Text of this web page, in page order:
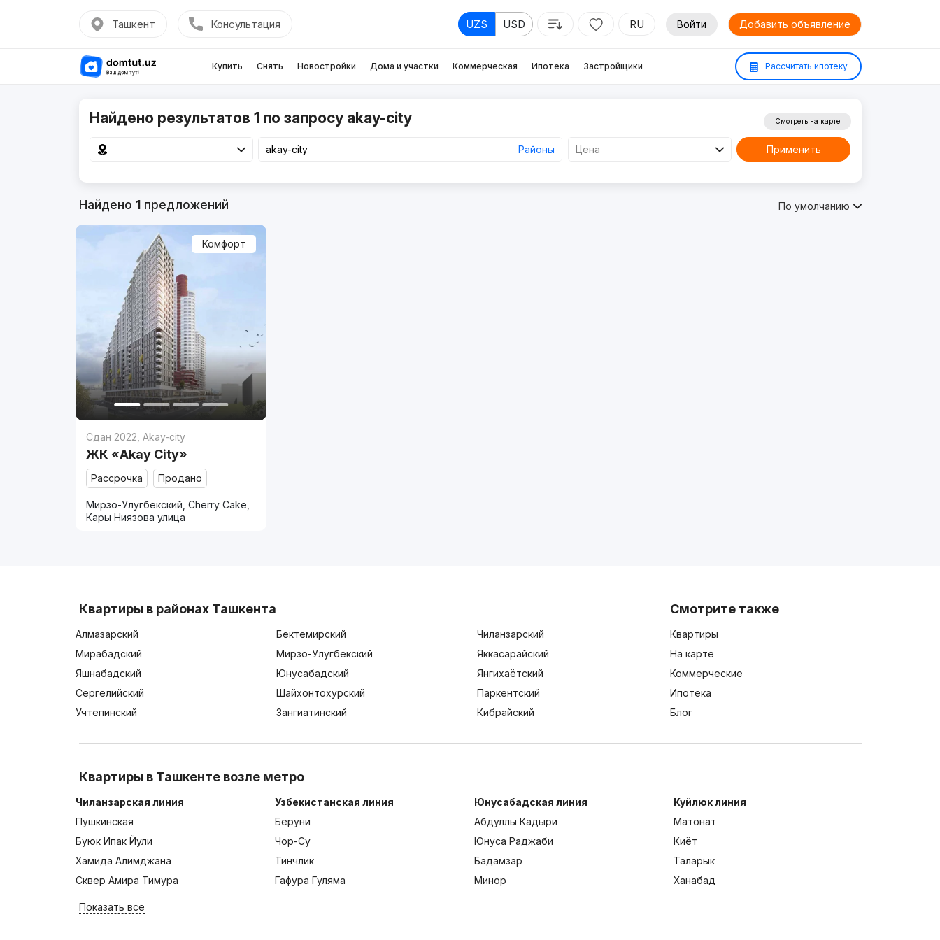
Ташкент Консультация UZS USD RU Войти Добавить объявление
Купить Снять Новостройки Дома и участки Коммерческая Ипотека Застройщики Рассчитать ипотеку
Найдено результатов 1 по запросу akay-city
Районы Цена
Смотреть на карте
Применить
Найдено 1предложений По умолчанию
Комфорт
Сдан 2022 ,Akay-city
ЖК «Akay City»
Рассрочка Продано
Мирзо-Улугбекский, Cherry Cake,
Кары Ниязова улица
Квартиры в районах Ташкента
Алмазарский Бектемирский
Чиланзарский
Мирабадский
Мирзо-Улугбекский
Яккасарайский
Яшнабадский
Юнусабадский
Янгихаётский
Сергелийский
Шайхонтохурский
Паркентский
Учтепинский
Зангиатинский Кибрайский
Смотрите также
Квартиры
На карте
Коммерческие
Ипотека
Блог
Квартиры в Ташкенте возле метро
Чиланзарская линия
Пушкинская
Буюк Ипак Йули
Хамида Алимджана
Сквер Амира Тимура
Узбекистанская линия
Беруни
Чор-Су
Тинчлик
Гафура Гуляма
Юнусабадская линия
Абдуллы Кадыри
Юнуса Раджаби
Бадамзар
Минор
Куйлюк линия
Матонат
Киёт
Таларык
Ханабад
Показать все